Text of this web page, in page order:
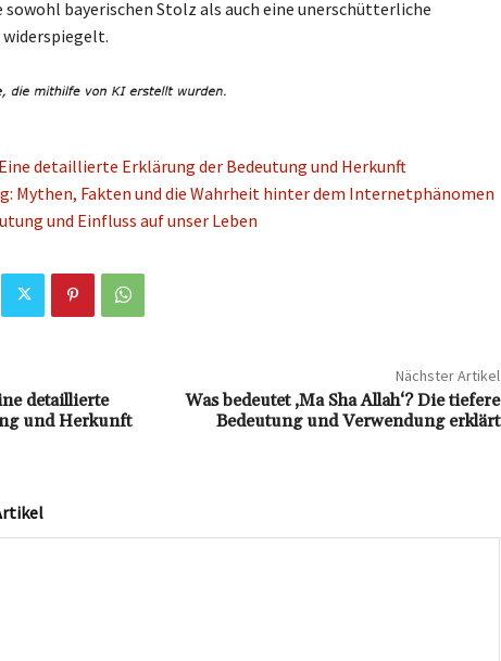
bayerischen Stolz als auch eine unerschütterliche
widerspiegelt.
detaillierte Erklärung der Bedeutung und Herkunft
Mythen, Fakten und die Wahrheit hinter dem Internetphänomen
und Einfluss auf unser Leben
detaillierte
und Herkunft
Nächster Artikel
Was bedeutet ‚Ma Sha Allah‘? Die tiefere
Bedeutung und Verwendung erklärt